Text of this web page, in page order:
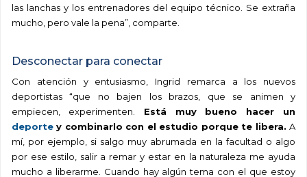
las lanchas y los entrenadores del equipo técnico. Se extraña
mucho, pero vale la pena”, comparte.
Desconectar para conectar
Con atención y entusiasmo, Ingrid remarca a los nuevos
deportistas “que no bajen los brazos, que se animen y
empiecen, experimenten. Está muy bueno hacer un
deporte y combinarlo con el estudio porque te libera. A
mí, por ejemplo, si salgo muy abrumada en la facultad o algo
por ese estilo, salir a remar y estar en la naturaleza me ayuda
mucho a liberarme. Cuando hay algún tema con el que estoy